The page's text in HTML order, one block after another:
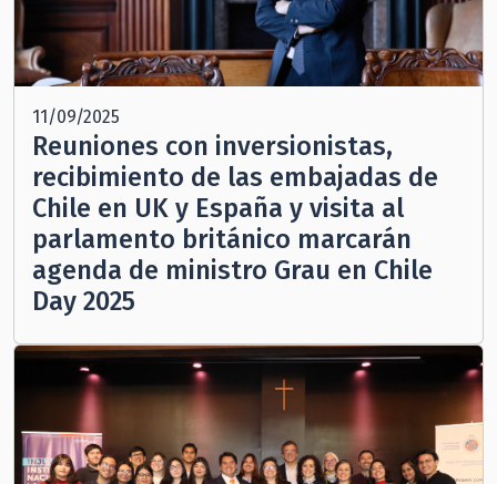
11/09/2025
Reuniones con inversionistas,
recibimiento de las embajadas de
Chile en UK y España y visita al
parlamento británico marcarán
agenda de ministro Grau en Chile
Day 2025